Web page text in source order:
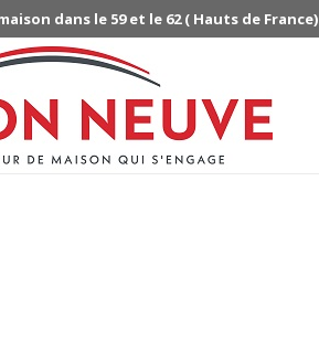
dans le 59 et le 62 ( Hauts de France)